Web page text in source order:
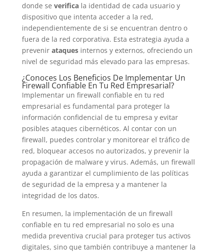
donde se verificala identidad de cada usuario y
dispositivo que intenta acceder a la red,
independientemente de si se encuentran dentro o
fuera de la red corporativa. Esta estrategia ayuda a
prevenir ataquesinternos y externos, ofreciendo un
nivel de seguridad más elevado para las empresas.
¿Conoces Los Beneficios De Implementar Un
Firewall Confiable En Tu Red Empresarial?
Implementar un firewall confiable en tu red
empresarial es fundamental para proteger la
información confidencial de tu empresa y evitar
posibles ataques cibernéticos. Al contar con un
firewall, puedes controlar y monitorear el tráfico de
red, bloquear accesos no autorizados, y prevenir la
propagación de malware y virus. Además, un firewall
ayuda a garantizar el cumplimiento de las políticas
de seguridad de la empresa y a mantener la
integridad de los datos.
En resumen, la implementación de un firewall
confiable en tu red empresarial no solo es una
medida preventiva crucial para proteger tus activos
digitales, sino que también contribuye a mantener la